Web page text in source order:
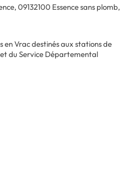
, 09132100 Essence sans plomb,
Vrac destinés aux stations de
du Service Départemental